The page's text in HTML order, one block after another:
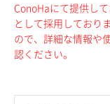
ConoHaにて提供し
として採用しており
ので、詳細な情報や
認ください。